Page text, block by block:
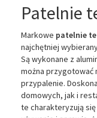
Patelnie
Markowe patelnie
najchętniej
Są wykonane z
można przygotować
przypalenie.
domowych, jak i
te charakteryzują